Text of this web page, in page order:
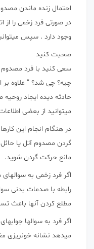
در صورتی فرد زخمی را
وجود دارد . سپس
صحبت کنید
سعی کنید با فرد
چیه؟ چی شد؟ ” علاوه بر
حادثه دیده ایجاد
میتوانید از بعضی
در هنگام انجام این
گردن مصدوم آتل یا
مانع حرکت گردن شوید.
اگر فرد زخمی به
رابطه با صدمات بدنی
مطلع کردن آنها باعث
اگر فرد به سوالها
میدهد نشانه خونریزی